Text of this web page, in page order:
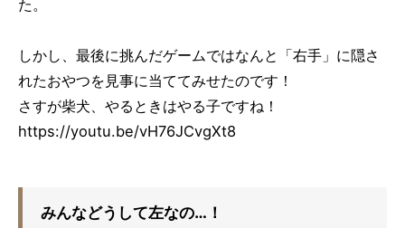
た。
しかし、最後に挑んだゲームではなんと「右手」に隠さ
れたおやつを見事に当ててみせたのです！
さすが柴犬、やるときはやる子ですね！
https://youtu.be/vH76JCvgXt8
みんなどうして左なの…！